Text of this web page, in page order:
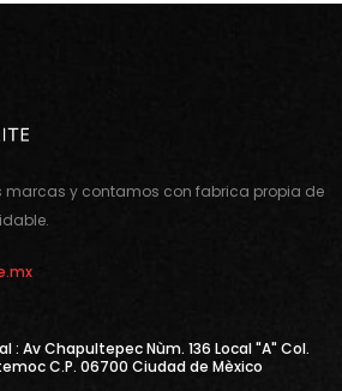
marcas y contamos con fabrica propia de
: Av Chapultepec Nùm. 136 Local "A" Col.
C.P. 06700 Ciudad de Mèxico